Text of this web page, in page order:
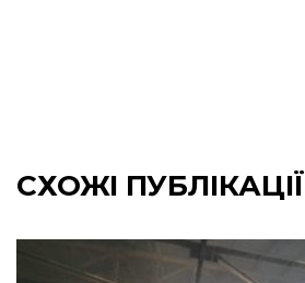
СХОЖІ ПУБЛІКАЦІЇ